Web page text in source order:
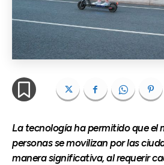
La tecnología ha permitido que el
personas se movilizan por las
manera significativa, al requerir